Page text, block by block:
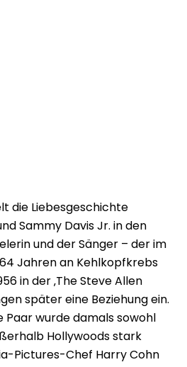
die Liebesgeschichte
Sammy Davis Jr. in den
und der Sänger – der im
Jahren an Kehlkopfkrebs
in der ‚The Steve Allen
später eine Beziehung ein.
wurde damals sowohl
Hollywoods stark
Pictures-Chef Harry Cohn